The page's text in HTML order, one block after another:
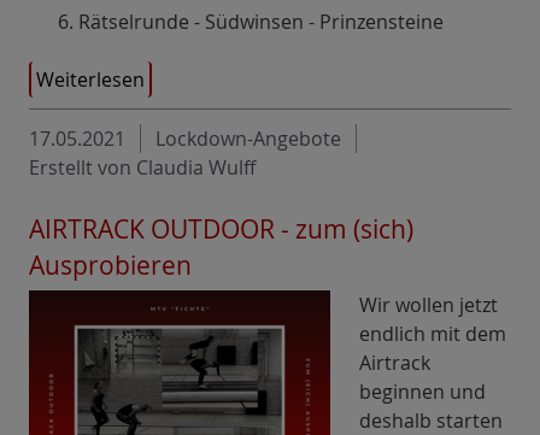
6. Rätselrunde - Südwinsen - Prinzensteine
Weiterlesen
17.05.2021
Lockdown-Angebote
Erstellt von Claudia Wulff
AIRTRACK OUTDOOR - zum (sich)
Ausprobieren
Wir wollen jetzt
endlich mit dem
Airtrack
beginnen und
deshalb starten